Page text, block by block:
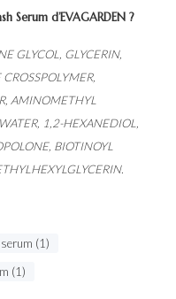
Serum d’EVAGARDEN ?
GLYCOL, GLYCERIN,
AMINOMETHYL
1,2-HEXANEDIOL,
BIOTINOYL
(1)
(1)